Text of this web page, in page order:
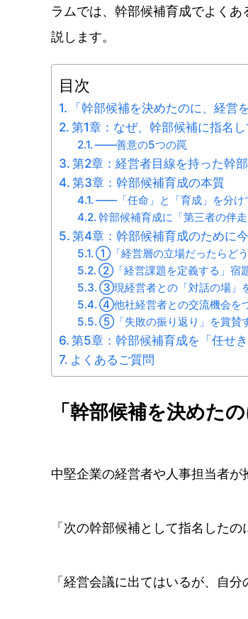
ラムでは、幹部候補育成でよく
説します。
目次
「幹部候補を決めたのに、経
第1章：なぜ、幹部候補に指名
――善意の5つの罠
第2章：経営者目線を持った幹
第3章：幹部候補育成の本質
――「任命」と「育成」を分け
幹部候補育成に「第三者の伴
第4章：幹部候補育成のために
①「経営層の立場だったらど
②「経営課題を定義する」宿
③現経営者との「対話の場」
④他社経営者との交流機会を
⑤「失敗の振り返り」を賞賛
第5章：幹部候補育成を「任せ
よくあるご質問
「幹部候補を決めた
中堅企業の経営者や人事担当者
「次の幹部候補として指名した
「経営会議に出てはいるが、自分